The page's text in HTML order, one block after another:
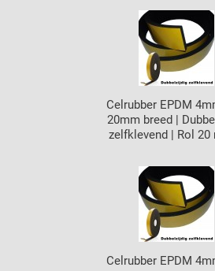
Celrubber EPDM
20mm breed |
zelfklevend | Rol 20
Celrubber EPDM